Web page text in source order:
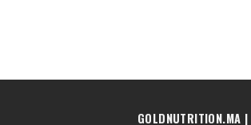
GOLDNUTRITION.MA |